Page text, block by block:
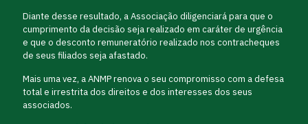
Diante desse resultado, a Associação diligenciará para que o
cumprimento da decisão seja realizado em caráter de urgência
e que o desconto remuneratório realizado nos contracheques
de seus filiados seja afastado.
Mais uma vez, a ANMP renova o seu compromisso com a defesa
total e irrestrita dos direitos e dos interesses dos seus
associados.